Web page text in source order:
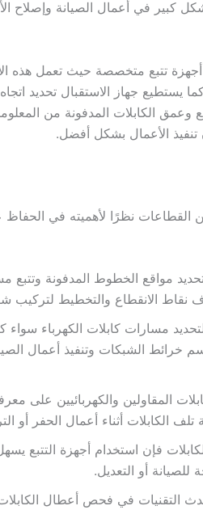
كبير في أعمال الصيانة وإصلاح
أجهزة تتبع متخصصة حيث تعمل هذه
يستطيع جهاز الاستقبال تحديد
الكابلات المدفونة من
الأعمال بشكل أفضل.
نظرًا لأهميته في
مواقع الخطوط المدفونة وتتبع
نقاط الانقطاع والتخطيط لتركيب
مسارات كابلات الكهرباء
الشبكات وتنفيذ أعمال
المقاولين والكهربائيين على
الكابلات أثناء أعمال الحفر أو
فإن استخدام أجهزة التتبع
أو التعديل.
التقنيات في فحص أعطال